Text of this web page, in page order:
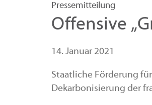
Pressemitteilung
Offensive
14. Januar 2021
Staatliche Förderung
Dekarbonisierung der